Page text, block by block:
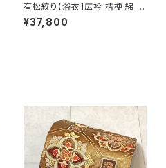
有松絞り【浴衣】広衿 桔梗 綿 有
松鳴海絞り 夏着物 紺 藍色 黄
色 レモンイエロー 078
¥37,800